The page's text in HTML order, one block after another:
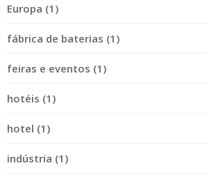
Europa (1)
fábrica de baterias (1)
feiras e eventos (1)
hotéis (1)
hotel (1)
indústria (1)